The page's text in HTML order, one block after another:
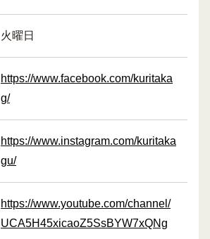
火曜日
https://www.facebook.com/kuritaka
g/
https://www.instagram.com/kuritaka
gu/
https://www.youtube.com/channel/
UCA5H45xicaoZ5SsBYW7xQNg